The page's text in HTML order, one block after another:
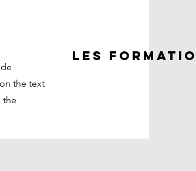
the text
the
Les